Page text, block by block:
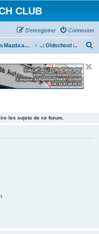
CLUB
Connexion
S’enregistrer
..: Véhicules Mazda ancien (<2003) :.. ..: Oldschool :..
e
les sujets de ce forum.